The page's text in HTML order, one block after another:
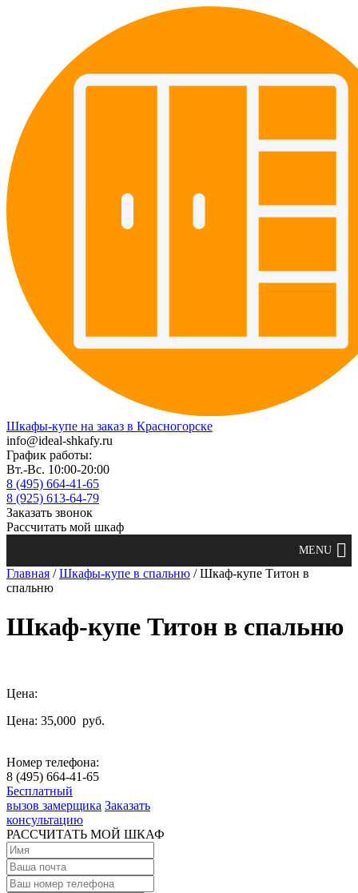
Шкафы-купе на заказ в Красногорске
info@ideal-shkafy.ru
График работы:
Вт.-Вс. 10:00-20:00
8 (495) 664-41-65
8 (925) 613-64-79
Заказать звонок
Рассчитать мой шкаф
Главная /Шкафы-купе в спальню / Шкаф-купе Титон в
спальню
Шкаф-купе Титон в спальню
Цена:
Цена: 35,000 руб.
Номер телефона:
8 (495) 664-41-65
Бесплатный
вызов замерщика Заказать
консультацию
РАССЧИТАТЬ МОЙ ШКАФ